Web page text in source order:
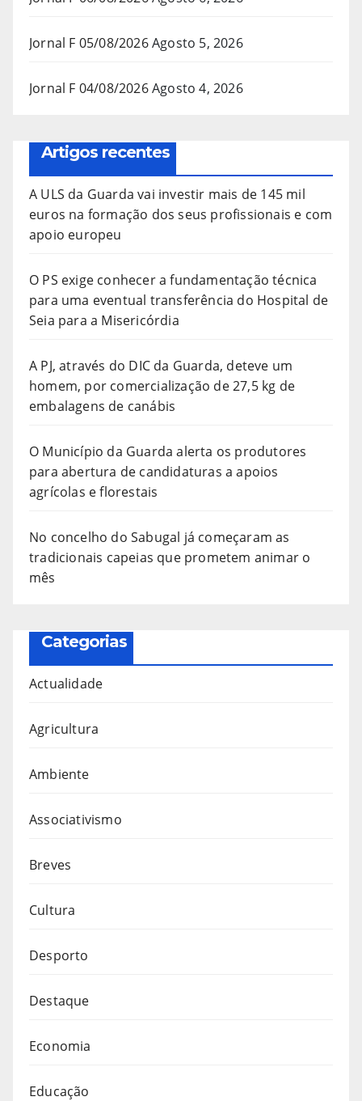
Jornal F 05/08/2026Agosto 5, 2026
Jornal F 04/08/2026Agosto 4, 2026
Artigos recentes
A ULS da Guarda vai investir mais de 145 mil
euros na formação dos seus profissionais e com
apoio europeu
O PS exige conhecer a fundamentação técnica
para uma eventual transferência do Hospital de
Seia para a Misericórdia
A PJ, através do DIC da Guarda, deteve um
homem, por comercialização de 27,5 kg de
embalagens de canábis
O Município da Guarda alerta os produtores
para abertura de candidaturas a apoios
agrícolas e florestais
No concelho do Sabugal já começaram as
tradicionais capeias que prometem animar o
mês
Categorias
Actualidade
Agricultura
Ambiente
Associativismo
Breves
Cultura
Desporto
Destaque
Economia
Educação